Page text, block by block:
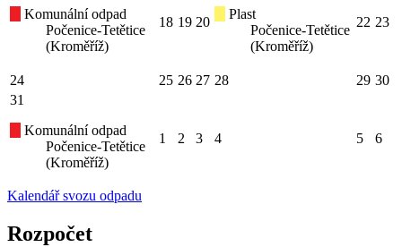
Komunální odpad
Počenice-Tetětice
(Kroměříž)
18 19 20
Plast
Počenice-Tetětice
(Kroměříž)
22 23
24 25 26 27 28 29 30
31
Komunální odpad
Počenice-Tetětice
(Kroměříž)
1 2 3 4 5 6
Kalendář svozu odpadu
Rozpočet